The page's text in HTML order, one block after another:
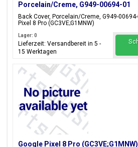
Porcelain/Creme, G949-00694-01
Back Cover, Porcelain/Creme, G949-
Pixel 8 Pro (GC3VE;G1MNW)
Lager: 0
Lieferzeit: Versandbereit in 5 -
15 Werktagen
Google Pixel 8 Pro